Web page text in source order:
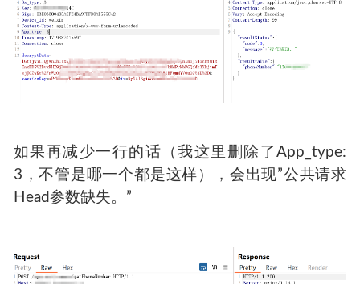
如果再减少一行的话（我这里删除了App_type:
3，不管是哪一个都是这样），会出现”公共请求
Head参数缺失。”